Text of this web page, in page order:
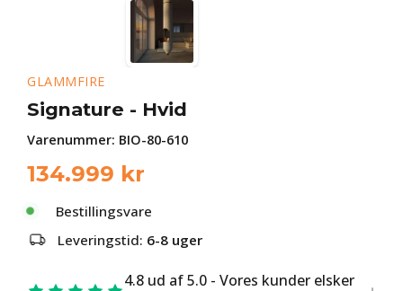
GLAMMFIRE
Signature - Hvid
Varenummer: BIO-80-610
134.999 kr
Bestillingsvare
Leveringstid: 6-8 uger
4.8 ud af 5.0 - Vores kunder elsker